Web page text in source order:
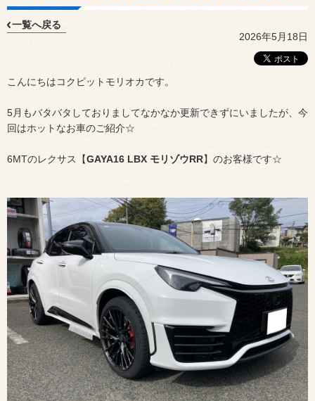
一覧へ戻る
2026年5月18日
こんにちはコクピットモリオカです。
5月もバタバタしておりましてなかなか更新できずにいましたが、今
回はホットなお車のご紹介☆
6MTのレクサス【GAYA16 LBX モリゾウRR】のお客様です☆